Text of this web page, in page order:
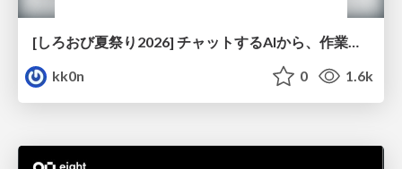
[しろおび夏祭り2026] チャットするAIから、作業するAIへ - 使われ方の変化と、その裏側で起きていること
kk0n
0 1.6k